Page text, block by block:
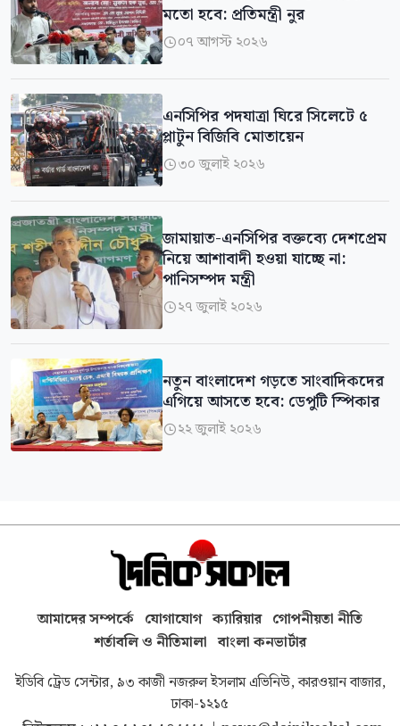
মতো হবে: প্রতিমন্ত্রী নুর
০৭ আগস্ট ২০২৬
এনসিপির পদযাত্রা ঘিরে সিলেটে ৫
প্লাটুন বিজিবি মোতায়েন
৩০ জুলাই ২০২৬
জামায়াত-এনসিপির বক্তব্যে দেশপ্রেম
নিয়ে আশাবাদী হওয়া যাচ্ছে না:
পানিসম্পদ মন্ত্রী
২৭ জুলাই ২০২৬
নতুন বাংলাদেশ গড়তে সাংবাদিকদের
এগিয়ে আসতে হবে: ডেপুটি স্পিকার
২২ জুলাই ২০২৬
আমাদের সম্পর্কে যোগাযোগ ক্যারিয়ার গোপনীয়তা নীতি
শর্তাবলি ও নীতিমালা বাংলা কনভার্টার
ইডিবি ট্রেড সেন্টার, ৯৩ কাজী নজরুল ইসলাম এভিনিউ, কারওয়ান বাজার,
ঢাকা-১২১৫